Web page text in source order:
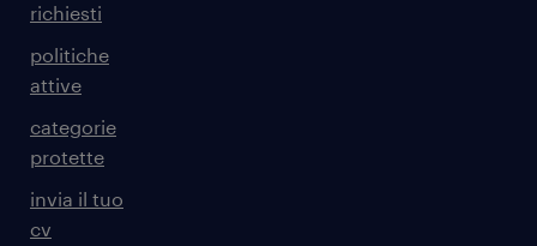
richiesti
politiche
attive
categorie
protette
invia il tuo
cv